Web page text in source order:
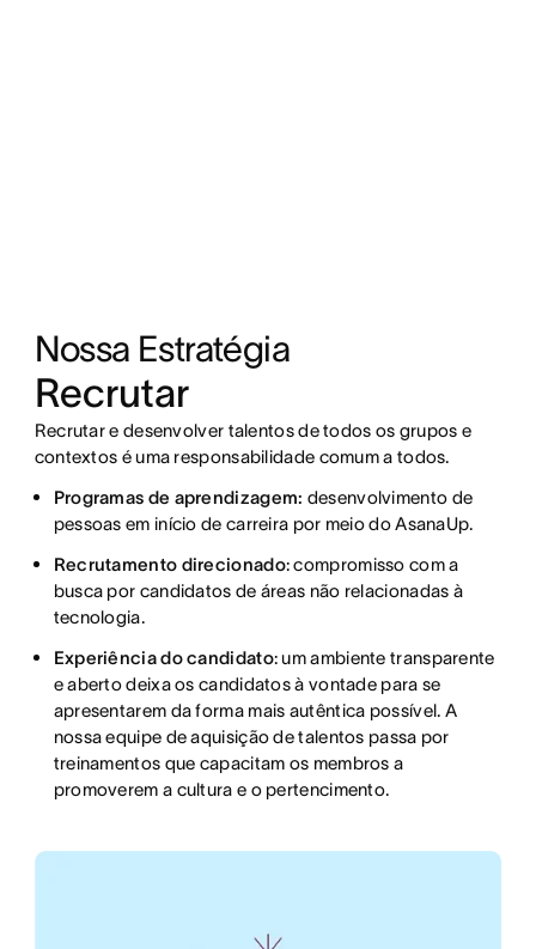
Nossa Estratégia
Recrutar
Recrutar e desenvolver talentos de todos os grupos e
contextos é uma responsabilidade comum a todos.
Programas de aprendizagem: desenvolvimento de
pessoas em início de carreira por meio do AsanaUp.
Recrutamento direcionado: compromisso com a
busca por candidatos de áreas não relacionadas à
tecnologia.
Experiência do candidato: um ambiente transparente
e aberto deixa os candidatos à vontade para se
apresentarem da forma mais autêntica possível. A
nossa equipe de aquisição de talentos passa por
treinamentos que capacitam os membros a
promoverem a cultura e o pertencimento.